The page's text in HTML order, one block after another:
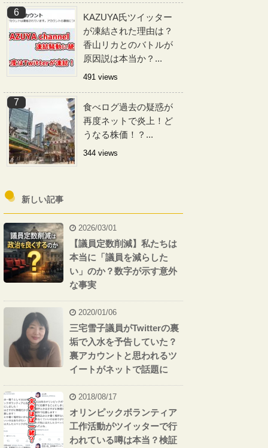
KAZUYA氏ツイッター
が凍結された理由は？
香山リカとのバトルが
原因説は本当か？...
491 views
食べログ過去の疑惑が
再度ネットで炎上！ど
うなる株価！？...
344 views
新しい記事
2026/03/01
【議員定数削減】私たちは
本当に「議員を減らした
い」のか？数字が示す意外
な事実
2020/01/06
三宅雪子議員がTwitterの裏
垢で入水を予告していた？
裏アカウントと思われるツ
イートがネットで話題に
2018/08/17
オリンピックボランティア
工作活動がツイッターで行
われている噂は本当？検証